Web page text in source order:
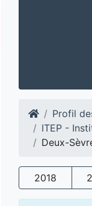
Profil
ITEP -
Deux-
2018